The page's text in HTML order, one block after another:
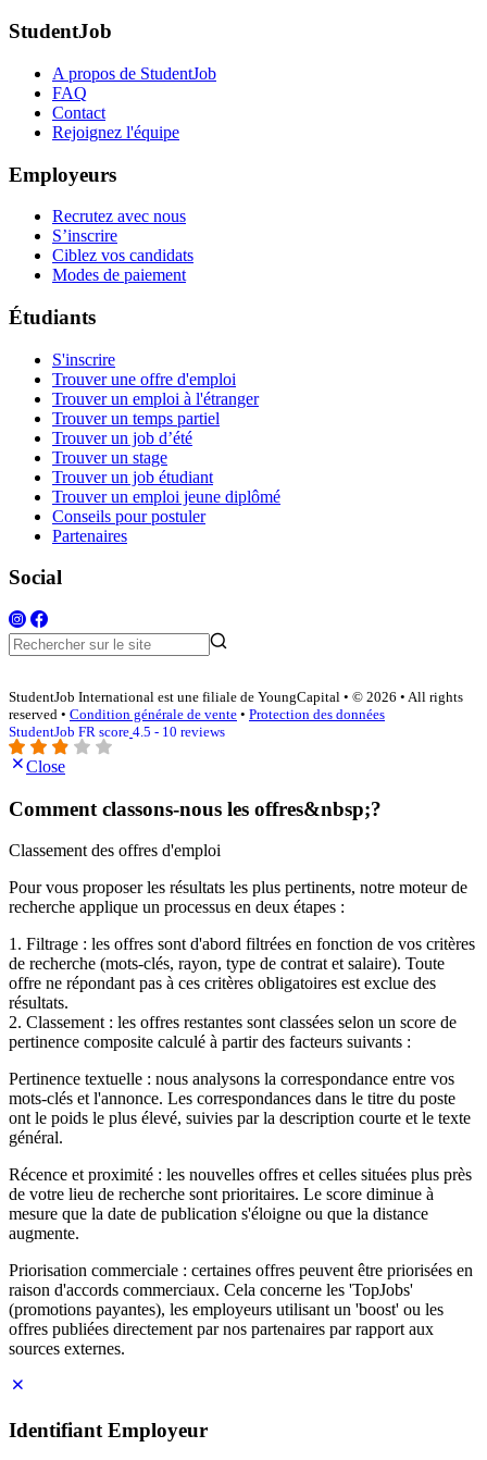
StudentJob
A propos de StudentJob
FAQ
Contact
Rejoignez l'équipe
Employeurs
Recrutez avec nous
S’inscrire
Ciblez vos candidats
Modes de paiement
Étudiants
S'inscrire
Trouver une offre d'emploi
Trouver un emploi à l'étranger
Trouver un temps partiel
Trouver un job d’été
Trouver un stage
Trouver un job étudiant
Trouver un emploi jeune diplômé
Conseils pour postuler
Partenaires
Social
StudentJob International est une filiale de YoungCapital • © 2026 • All rights
reserved • Condition générale de vente • Protection des données
StudentJob FR score 4.5 - 10 reviews
Close
Comment classons-nous les offres&nbsp;?
Classement des offres d'emploi
Pour vous proposer les résultats les plus pertinents, notre moteur de
recherche applique un processus en deux étapes :
1. Filtrage : les offres sont d'abord filtrées en fonction de vos critères
de recherche (mots-clés, rayon, type de contrat et salaire). Toute
offre ne répondant pas à ces critères obligatoires est exclue des
résultats.
2. Classement : les offres restantes sont classées selon un score de
pertinence composite calculé à partir des facteurs suivants :
Pertinence textuelle : nous analysons la correspondance entre vos
mots-clés et l'annonce. Les correspondances dans le titre du poste
ont le poids le plus élevé, suivies par la description courte et le texte
général.
Récence et proximité : les nouvelles offres et celles situées plus près
de votre lieu de recherche sont prioritaires. Le score diminue à
mesure que la date de publication s'éloigne ou que la distance
augmente.
Priorisation commerciale : certaines offres peuvent être priorisées en
raison d'accords commerciaux. Cela concerne les 'TopJobs'
(promotions payantes), les employeurs utilisant un 'boost' ou les
offres publiées directement par nos partenaires par rapport aux
sources externes.
Identifiant Employeur